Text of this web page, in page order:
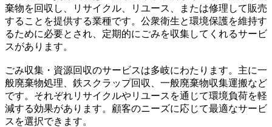
棄物を回収し、リサイクル、リユース、または修理して販売
することを提供する業種です。公衆衛生と環境保護を維持す
るために必要とされ、定期的にごみを収集してくれるサービ
スがあります。
ごみ収集・資源回収のサービスは多岐にわたります。主に一
般廃棄物処理、鉄スクラップ回収、一般廃棄物収集運搬など
です。それぞれリサイクルやリユースを通じて環境負荷を軽
減する効果があります。顧客のニーズに応じて最適なサービ
スを選択できます。